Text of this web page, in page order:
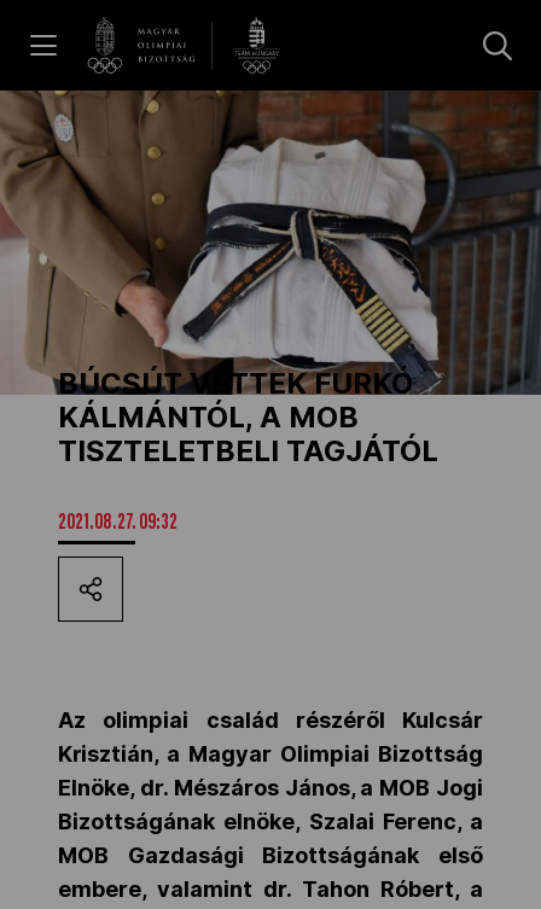
Hírek
Galéria
Dakar 2026
Los Angeles 2028
Kettőskarrier-program
Társszervezetek
OVEP
BÚCSÚT VETTEK FURKÓ
KÁLMÁNTÓL, A MOB
TISZTELETBELI TAGJÁTÓL
2021.08.27. 09:32
Az olimpiai család részéről Kulcsár
Krisztián, a Magyar Olimpiai Bizottság
Elnöke, dr. Mészáros János, a MOB Jogi
Bizottságának elnöke, Szalai Ferenc, a
MOB Gazdasági Bizottságának első
embere, valamint dr. Tahon Róbert, a